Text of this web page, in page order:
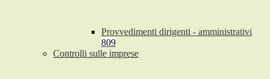
Provvedimenti dirigenti - amministrativi
809
Controlli sulle imprese